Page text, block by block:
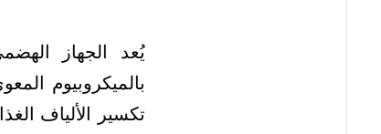
يُعد الجهاز
بالميكروبيوم
تكسير الألياف